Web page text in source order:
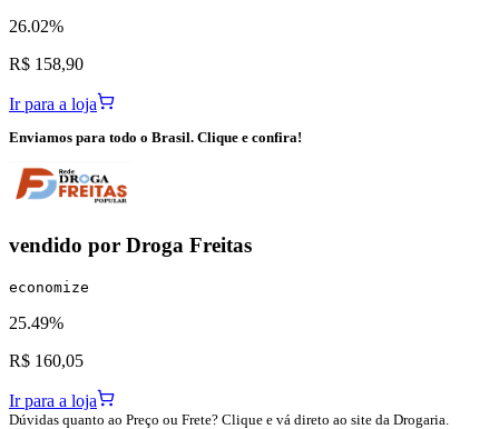
26.02%
R$ 158,90
Ir para a loja
Enviamos para todo o Brasil. Clique e confira!
vendido por Droga Freitas
economize
25.49%
R$ 160,05
Ir para a loja
Dúvidas quanto ao Preço ou Frete? Clique e vá direto ao site da Drogaria.